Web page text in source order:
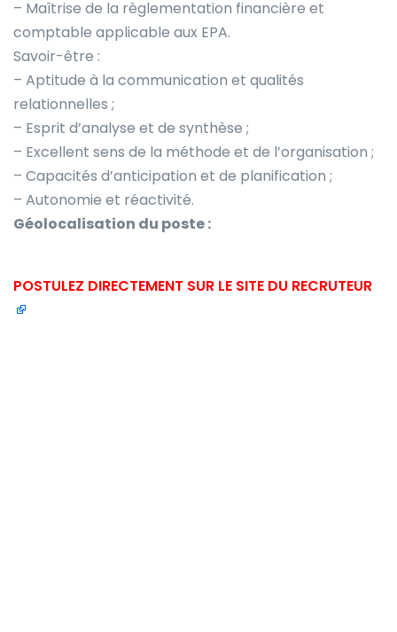
– Maîtrise de la règlementation financière et
comptable applicable aux EPA.
Savoir-être :
– Aptitude à la communication et qualités
relationnelles ;
– Esprit d’analyse et de synthèse ;
– Excellent sens de la méthode et de l’organisation ;
– Capacités d’anticipation et de planification ;
– Autonomie et réactivité.
Géolocalisation du poste :
POSTULEZ DIRECTEMENT SUR LE SITE DU RECRUTEUR